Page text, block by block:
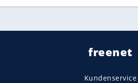
freenet
Kundenservice